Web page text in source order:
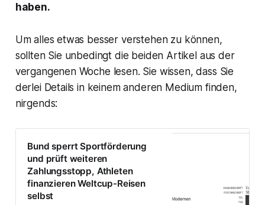
haben.
Um alles etwas besser verstehen zu können,
sollten Sie unbedingt die beiden Artikel aus der
vergangenen Woche lesen. Sie wissen, dass Sie
derlei Details in keinem anderen Medium finden,
nirgends:
Bund sperrt Sportförderung
und prüft weiteren
Zahlungsstopp, Athleten
finanzieren Weltcup-Reisen
selbst